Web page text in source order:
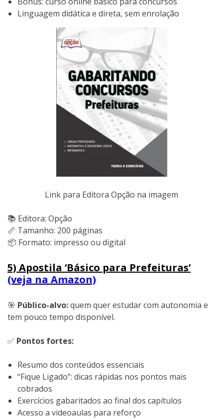
Linguagem didática e direta, sem enrolação
Link para Editora Opção na imagem
📚 Editora: Opção
📏 Tamanho: 200 páginas
📦 Formato: impresso ou digital
5) Apostila ‘Básico para Prefeituras’
(veja na Amazon)
🎯 Público-alvo:quem quer estudar com autonomia e
tem pouco tempo disponível.
✅ Pontos fortes:
Resumo dos conteúdos essenciais
“Fique Ligado”: dicas rápidas nos pontos mais
cobrados
Exercícios gabaritados ao final dos capítulos
Acesso a videoaulas para reforço